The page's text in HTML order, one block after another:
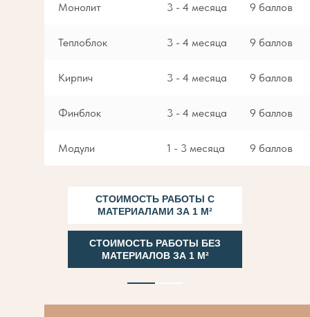
Монолит
Теплоблок
Кирпич
Финблок
3 - 4 месяца
3 - 4 месяца
3 - 4 месяца
3 - 4 месяца
9 баллов
9 баллов
9 баллов
9 баллов
Модули 1 - 3 месяца 9 баллов
СТОИМОСТЬ РАБОТЫ С
МАТЕРИАЛАМИ ЗА 1 М²
СТОИМОСТЬ РАБОТЫ БЕЗ
МАТЕРИАЛОВ ЗА 1 М²